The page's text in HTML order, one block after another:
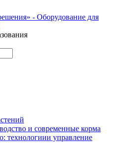
и современные корма
технологиии управление